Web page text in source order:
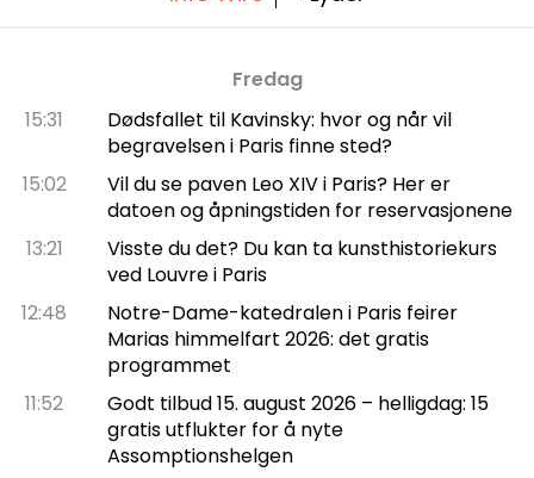
Fredag
15:31
Dødsfallet til Kavinsky: hvor og når vil
begravelsen i Paris finne sted?
15:02
Vil du se paven Leo XIV i Paris? Her er
datoen og åpningstiden for reservasjonene
13:21
Visste du det? Du kan ta kunsthistoriekurs
ved Louvre i Paris
12:48
Notre-Dame-katedralen i Paris feirer
Marias himmelfart 2026: det gratis
programmet
11:52
Godt tilbud 15. august 2026 – helligdag: 15
gratis utflukter for å nyte
Assomptionshelgen